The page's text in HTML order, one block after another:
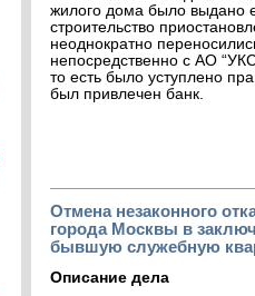
жилого дома было выдано
строительство
неоднократно
непосредственно с АО
то есть было уступлено
был привлечен банк.
Отмена незаконного
города Москвы в
бывшую служебную
Описание дела